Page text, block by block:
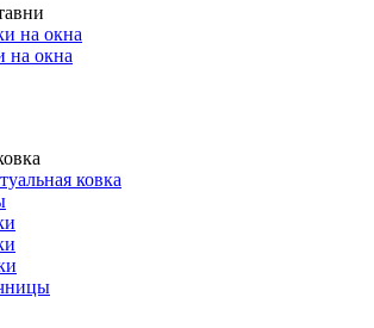
на окна
на окна
ковка